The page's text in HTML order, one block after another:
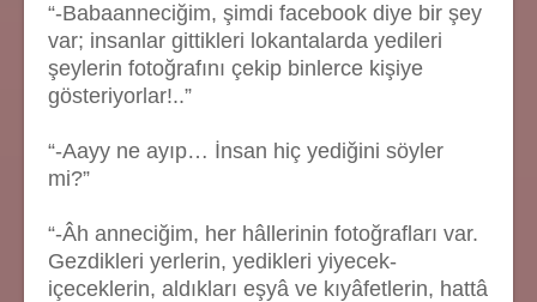
“-Babaanneciğim, şimdi facebook diye bir şey
var; insanlar gittikleri lokantalarda yedileri
şeylerin fotoğrafını çekip binlerce kişiye
gösteriyorlar!..”
“-Aayy ne ayıp… İnsan hiç yediğini söyler
mi?”
“-Âh anneciğim, her hâllerinin fotoğrafları var.
Gezdikleri yerlerin, yedikleri yiyecek-
içeceklerin, aldıkları eşyâ ve kıyâfetlerin, hattâ